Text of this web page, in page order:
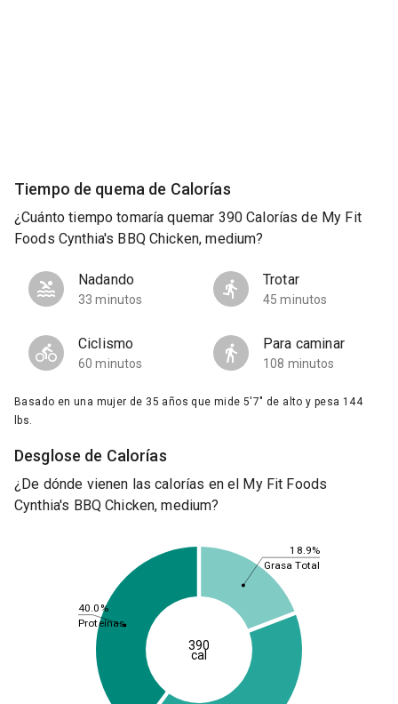
Tiempo de quema de Calorías
¿Cuánto tiempo tomaría quemar 390 Calorías de My Fit
Foods Cynthia's BBQ Chicken, medium?
Nadando
33 minutos
Trotar
45 minutos
Ciclismo
60 minutos
Para caminar
108 minutos
Basado en una mujer de 35 años que mide 5'7" de alto y pesa 144
lbs.
Desglose de Calorías
¿De dónde vienen las calorías en el My Fit Foods
Cynthia's BBQ Chicken, medium?
18.9%
40.0%
Grasa Total
Proteínas
390
cal